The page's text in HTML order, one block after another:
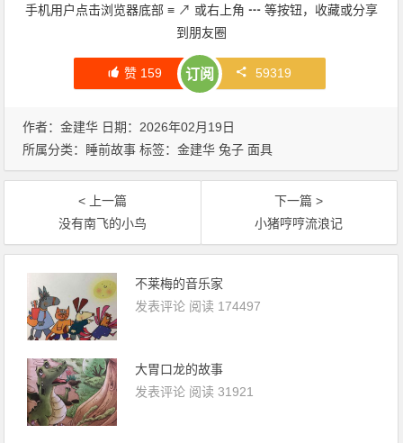
手机用户点击浏览器底部 ≡ ↗ 或右上角 ┅ 等按钮，收藏或分享
到朋友圈
赞 159 订阅 59319
作者：金建华 日期：2026年02月19日
所属分类： 睡前故事 标签：金建华 兔子 面具
< 上一篇
没有南飞的小鸟
下一篇 >
小猪哼哼流浪记
不莱梅的音乐家
发表评论 阅读 174497
大胃口龙的故事
发表评论 阅读 31921